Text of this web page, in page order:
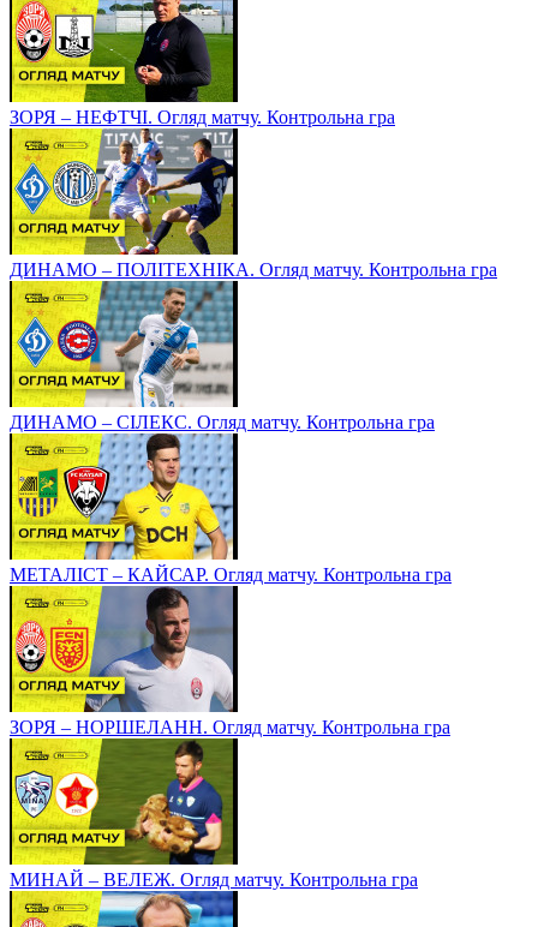
ЗОРЯ – НЕФТЧІ. Огляд матчу. Контрольна гра
ДИНАМО – ПОЛІТЕХНІКА. Огляд матчу. Контрольна гра
ДИНАМО – СІЛЕКС. Огляд матчу. Контрольна гра
МЕТАЛІСТ – КАЙСАР. Огляд матчу. Контрольна гра
ЗОРЯ – НОРШЕЛАНН. Огляд матчу. Контрольна гра
МИНАЙ – ВЕЛЕЖ. Огляд матчу. Контрольна гра